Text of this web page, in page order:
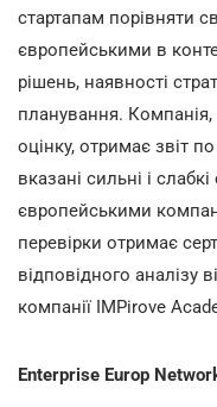
стартапам порівняти
європейськими в
рішень, наявності
планування.
оцінку, отримає звіт
вказані сильні і
європейськими
перевірки отримає
відповідного аналізу
компанії IMPіrove
Enterprise Europ